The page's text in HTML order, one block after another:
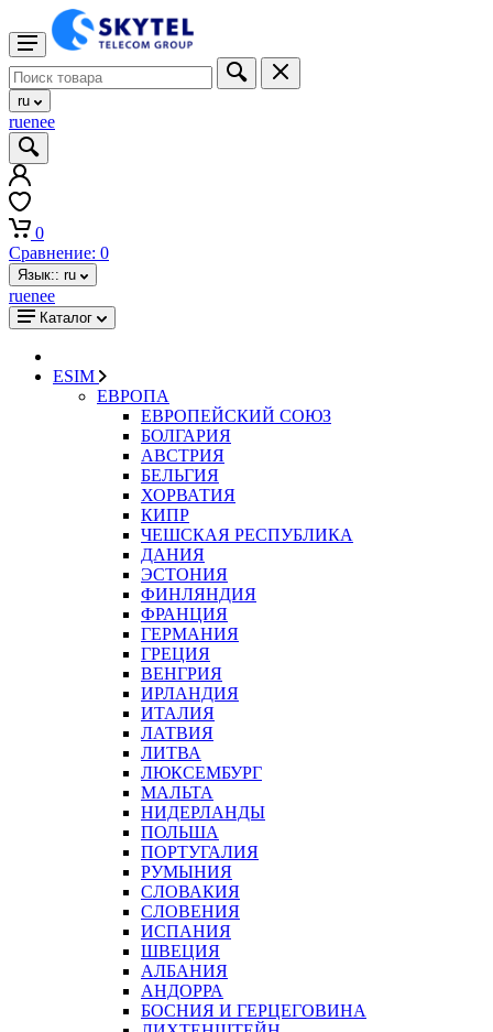
ru
ruenee
0
Сравнение: 0
Язык:: ru
ruenee
Каталог
ESIM
ЕВРОПА
ЕВРОПЕЙСКИЙ СОЮЗ
БОЛГАРИЯ
АВСТРИЯ
БЕЛЬГИЯ
ХОРВАТИЯ
КИПР
ЧЕШСКАЯ РЕСПУБЛИКА
ДАНИЯ
ЭСТОНИЯ
ФИНЛЯНДИЯ
ФРАНЦИЯ
ГЕРМАНИЯ
ГРЕЦИЯ
ВЕНГРИЯ
ИРЛАНДИЯ
ИТАЛИЯ
ЛАТВИЯ
ЛИТВА
ЛЮКСЕМБУРГ
МАЛЬТА
НИДЕРЛАНДЫ
ПОЛЬША
ПОРТУГАЛИЯ
РУМЫНИЯ
СЛОВАКИЯ
СЛОВЕНИЯ
ИСПАНИЯ
ШВЕЦИЯ
АЛБАНИЯ
АНДОРРА
БОСНИЯ И ГЕРЦЕГОВИНА